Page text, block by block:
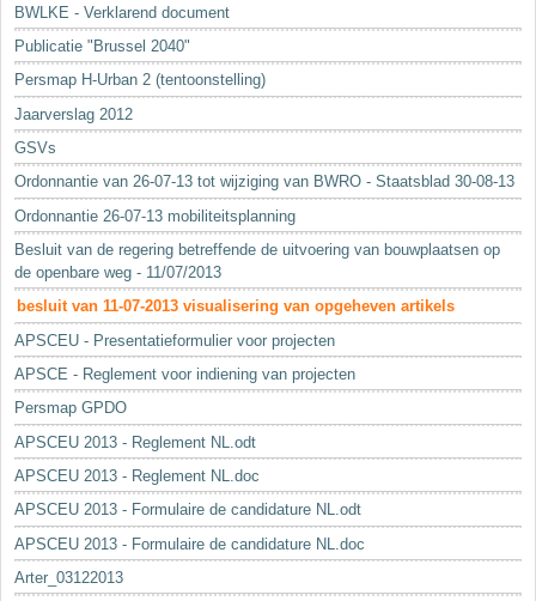
Sleutelwoorden
Stedenbouwkundige inlichtingen
BWLKE - Verklarend document
Publicatie "Brussel 2040"
Persmap H-Urban 2 (tentoonstelling)
Jaarverslag 2012
GSVs
Ordonnantie van 26-07-13 tot wijziging van BWRO - Staatsblad 30-08-13
Ordonnantie 26-07-13 mobiliteitsplanning
Besluit van de regering betreffende de uitvoering van bouwplaatsen op
de openbare weg - 11/07/2013
besluit van 11-07-2013 visualisering van opgeheven artikels
APSCEU - Presentatieformulier voor projecten
APSCE - Reglement voor indiening van projecten
Persmap GPDO
APSCEU 2013 - Reglement NL.odt
APSCEU 2013 - Reglement NL.doc
APSCEU 2013 - Formulaire de candidature NL.odt
APSCEU 2013 - Formulaire de candidature NL.doc
Arter_03122013